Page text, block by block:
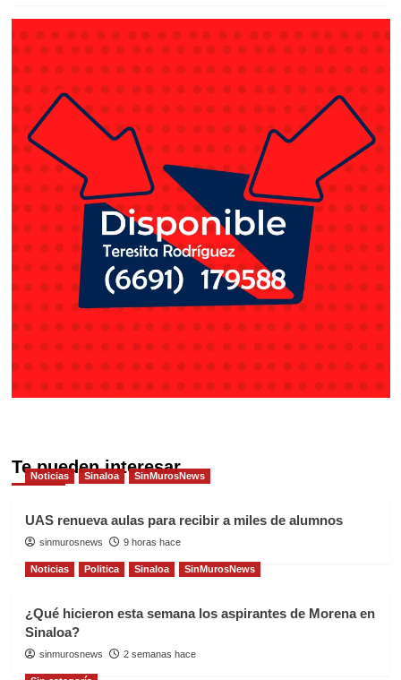
Te pueden interesar
Noticias Sinaloa SinMurosNews
UAS renueva aulas para recibir a miles de alumnos
sinmurosnews 9 horas hace
Noticias Politica Sinaloa SinMurosNews
¿Qué hicieron esta semana los aspirantes de Morena en
Sinaloa?
sinmurosnews 2 semanas hace